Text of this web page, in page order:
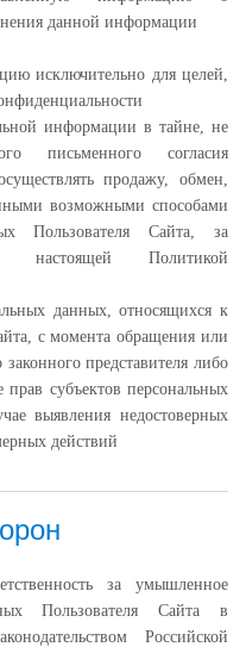
данной информации
исключительно для целей,
информации в тайне, не
письменного согласия
продажу, обмен,
возможными способами
Пользователя Сайта, за
настоящей Политикой
данных, относящихся к
с момента обращения или
представителя либо
субъектов персональных
выявления недостоверных
действий
за умышленное
Пользователя Сайта в
Российской